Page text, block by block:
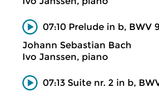
07:10 Prelude in b, BWV
Johann Sebastian Bach
Ivo Janssen, piano
07:13 Suite nr. 2 in b,